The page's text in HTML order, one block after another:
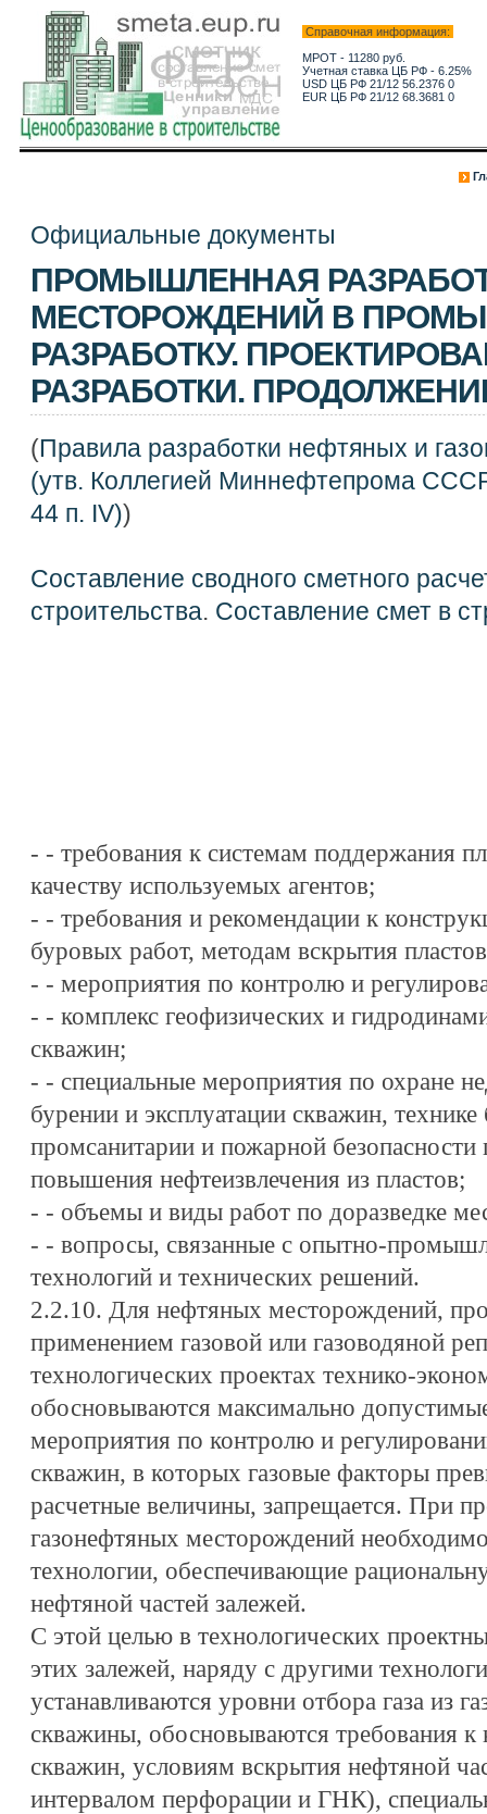
Справочная информация:
МРОТ - 11280 руб.
Учетная ставка ЦБ РФ - 6.25%
USD ЦБ РФ 21/12 56.2376 0
EUR ЦБ РФ 21/12 68.3681 0
Официальные документы
ПРОМЫШЛЕННАЯ
МЕСТОРОЖДЕНИЙ В
РАЗРАБОТКУ.
РАЗРАБОТКИ.
(Правила разработки нефтяных и
(утв. Коллегией Миннефтепрома
44 п. IV))
Составление сводного сметного
строительства. Составление смет в
- - требования к системам поддержания
качеству используемых агентов;
- - требования и рекомендации к
буровых работ, методам вскрытия
- - мероприятия по контролю и
- - комплекс геофизических и
скважин;
- - специальные мероприятия по охране
бурении и эксплуатации скважин, технике
промсанитарии и пожарной
повышения нефтеизвлечения из пластов;
- - объемы и виды работ по доразведке
- - вопросы, связанные с опытно-
технологий и технических решений.
2.2.10. Для нефтяных месторождений,
применением газовой или газоводяной
технологических проектах технико-
обосновываются максимально
мероприятия по контролю и
скважин, в которых газовые факторы
расчетные величины, запрещается. При
газонефтяных месторождений
технологии, обеспечивающие
нефтяной частей залежей.
С этой целью в технологических
этих залежей, наряду с другими
устанавливаются уровни отбора газа из
скважины, обосновываются требования к
скважин, условиям вскрытия нефтяной
интервалом перфорации и ГНК),